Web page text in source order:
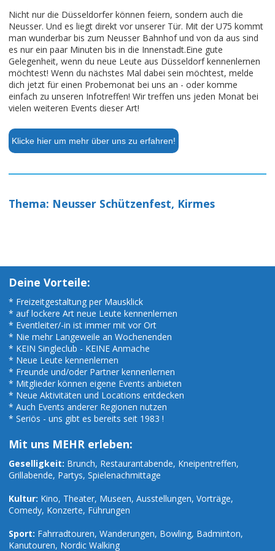
Nicht nur die Düsseldorfer können feiern, sondern auch die
Neusser. Und es liegt direkt vor unserer Tür. Mit der U75 kommt
man wunderbar bis zum Neusser Bahnhof und von da aus sind
es nur ein paar Minuten bis in die Innenstadt.Eine gute
Gelegenheit, wenn du neue Leute aus Düsseldorf kennenlernen
möchtest! Wenn du nächstes Mal dabei sein möchtest, melde
dich jetzt für einen Probemonat bei uns an - oder komme
einfach zu unseren Infotreffen! Wir treffen uns jeden Monat bei
vielen weiteren Events dieser Art!
Klicke hier um mehr über uns zu erfahren!
Thema: Neusser Schützenfest, Kirmes
Deine Vorteile:
* Freizeitgestaltung per Mausklick
* auf lockere Art neue Leute kennenlernen
* Eventleiter/-in ist immer mit vor Ort
* Nie mehr Langeweile an Wochenenden
* KEIN Singleclub - KEINE Anmache
* Neue Leute kennenlernen
* Freunde und/oder Partner kennenlernen
* Mitglieder können eigene Events anbieten
* Neue Aktivitäten und Locations entdecken
* Auch Events anderer Regionen nutzen
* Seriös - uns gibt es bereits seit 1983 !
Mit uns MEHR erleben:
Geselligkeit: Brunch, Restaurantabende, Kneipentreffen,
Grillabende, Partys, Spielenachmittage
Kultur: Kino, Theater, Museen, Ausstellungen, Vorträge,
Comedy, Konzerte, Führungen
Sport: Fahrradtouren, Wanderungen, Bowling, Badminton,
Kanutouren, Nordic Walking